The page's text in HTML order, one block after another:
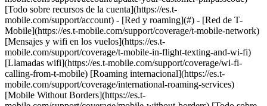
[Todo sobre recursos de la cuenta](https://es.t-
mobile.com/support/account) - [Red y roaming](#) - [Red de T-
Mobile](https://es.t-mobile.com/support/coverage/t-mobile-network)
[Mensajes y wifi en los vuelos](https://es.t-
mobile.com/support/coverage/t-mobile-in-flight-texting-and-wi-fi)
[Llamadas wifi](https://es.t-mobile.com/support/coverage/wi-fi-
calling-from-t-mobile) [Roaming internacional](https://es.t-
mobile.com/support/coverage/international-roaming-services)
[Mobile Without Borders](https://es.t-